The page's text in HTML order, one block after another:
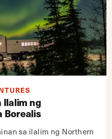
Ilalim ng
Borealis
sa ilalim ng Northern